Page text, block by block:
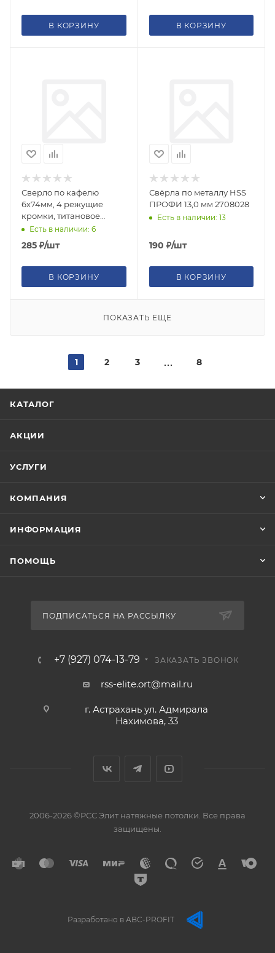
В КОРЗИНУ В КОРЗИНУ
Сверло по кафелю
6х74мм, 4 режущие
кромки, титановое
покрытие, U-хвостик под
биту Fit
Есть в наличии: 6
285 ₽/шт
В КОРЗИНУ
Свёрла по металлу HSS
ПРОФИ 13,0 мм 2708028
Есть в наличии: 13
190 ₽/шт
В КОРЗИНУ
ПОКАЗАТЬ ЕЩЕ
1 2 3 8
КАТАЛОГ
АКЦИИ
УСЛУГИ
КОМПАНИЯ
ИНФОРМАЦИЯ
ПОМОЩЬ
ПОДПИСАТЬСЯ НА РАССЫЛКУ
+7 (927) 074-13-79 ЗАКАЗАТЬ ЗВОНОК
rss-elite.ort@mail.ru
г. Астрахань ул. Адмирала
Нахимова, 33
2006-2026 ©РСС Элит натяжные потолки. Все права
защищены.
Разработано в ABC-PROFIT